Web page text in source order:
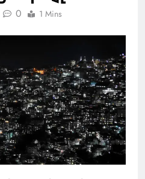
0 1 Mins